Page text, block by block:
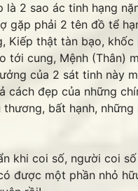
là 2 sao ác tinh hạng
gặp phải 2 tên đồ tể
Kiếp thật tàn bạo,
tới cung, Mệnh (Thân)
của 2 sát tinh này
cách đẹp của những
bất hạnh,
khi coi số, người coi
được một phần nhỏ